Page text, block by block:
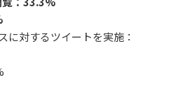
対するツイートを実施：